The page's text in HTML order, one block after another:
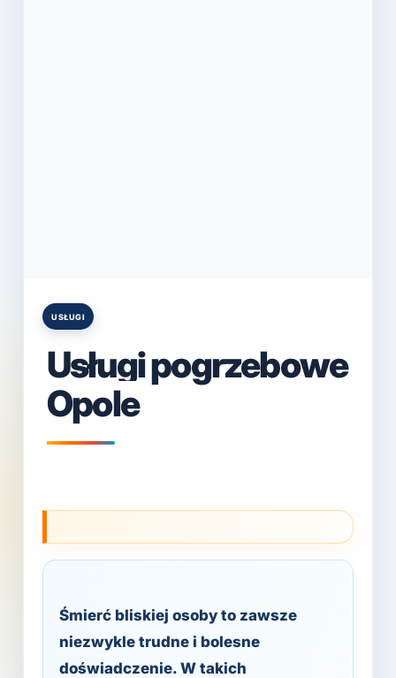
Posted
USŁUGI
Usługi pogrzebowe
Opole
Śmierć bliskiej osoby to zawsze
niezwykle trudne i bolesne
doświadczenie. W takich